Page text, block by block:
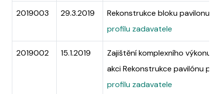
2019003 29.3.2019
Rekonstrukce bloku pavilonu
profilu zadavatele
2019002 15.1.2019
Zajištění komplexního výkonu
akci Rekonstrukce pavilónu
profilu zadavatele